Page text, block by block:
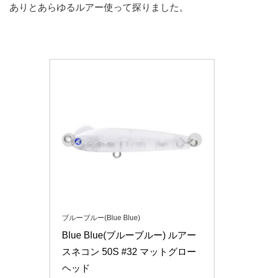
ありとあらゆるルアー使って探りました。
ブルーブルー(Blue Blue)
Blue Blue(ブルーブルー) ルアー
スネコン 50S #32 マットグロー
ヘッド